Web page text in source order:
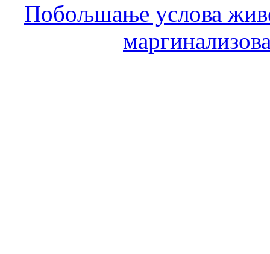
Побољшање услова